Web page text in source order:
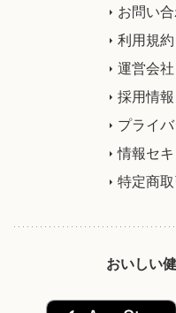
お問い
利用規約
運営会社
採用情報
プライ
情報セ
特定商
おいしい